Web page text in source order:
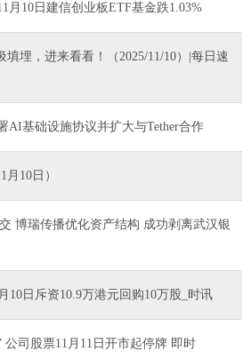
月10日建信创业板ETF基金跌1.03%
埋，进来看看！（2025/11/10）|每日速
AI基础设施协议并扩大与Tether合作
10日）
博瑞传播优化资产结构 成功剥离武汉银
10日斥资10.9万港元回购10万股_时讯
公司股票11月11日开市起停牌 即时